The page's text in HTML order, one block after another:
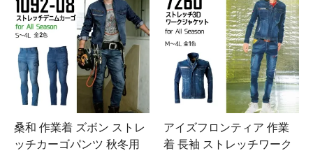
桑和 作業着 ズボン ストレ
ッチカーゴパンツ 秋冬用
アイズフロンティア 作業
着 長袖 ストレッチワーク